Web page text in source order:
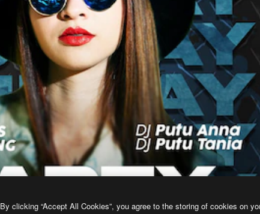
By clicking “Accept All Cookies”, you agree to the storing of cookies on